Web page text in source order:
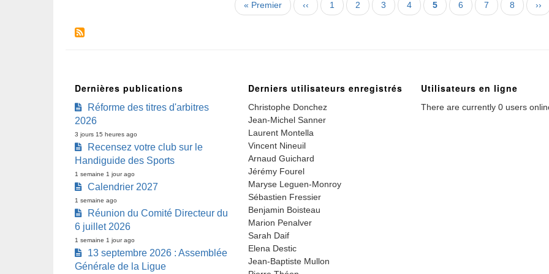
Première
page
« Premier
Page
précédente
‹‹ Page
1 Page
2 Page
3 Page
4
Page
courante
5 Page
6 Page
7 Page
8 ››
Dernières publications
Réforme des titres d'arbitres
2026
3 jours 15 heures ago
Recensez votre club sur le
Handiguide des Sports
1 semaine 1 jour ago
Calendrier 2027
1 semaine ago
Réunion du Comité Directeur du
6 juillet 2026
1 semaine 1 jour ago
13 septembre 2026 : Assemblée
Générale de la Ligue
Derniers utilisateurs enregistrés
Christophe Donchez
Jean-Michel Sanner
Laurent Montella
Vincent Nineuil
Arnaud Guichard
Jérémy Fourel
Maryse Leguen-Monroy
Sébastien Fressier
Benjamin Boisteau
Marion Penalver
Sarah Daif
Elena Destic
Jean-Baptiste Mullon
Utilisateurs en ligne
There are currently 0 users